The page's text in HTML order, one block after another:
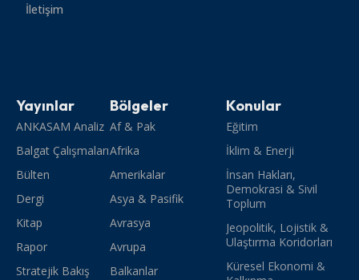
İletişim
Yayınlar
ANKASAM Analiz
Balgat Çalışmaları
Bülten
Dergi
Kitap
Rapor
Stratejik Bakış
Bölgeler
Af & Pak
Afrika
Amerikalar
Asya & Pasifik
Avrasya
Avrupa
Balkanlar
Konular
Eğitim
İklim & Enerji
İnsan Hakları,
Demokrasi & Sivil
Toplum
Jeopolitik, Lojistik &
Ulaştırma Koridorları
Küresel Ekonomi &